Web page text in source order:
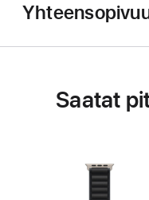
Saatat